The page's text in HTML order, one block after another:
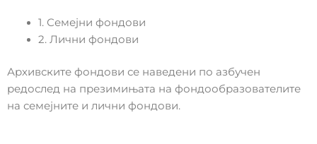
1. Семејни фондови
2. Лични фондови
Архивските фондови се наведени по азбучен
редослед на презимињата на фондообразователите
на семејните и лични фондови.